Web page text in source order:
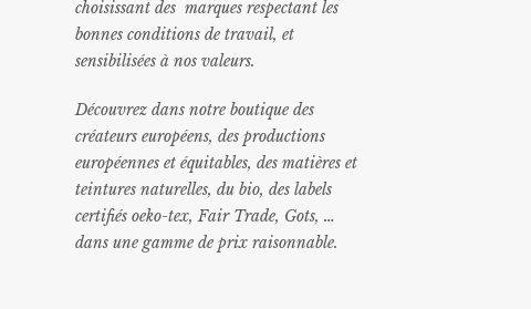
choisissant des marques respectant les
bonnes conditions de travail, et
sensibilisées à nos valeurs.
Découvrez dans notre boutique des
créateurs européens, des productions
européennes et équitables, des matières et
teintures naturelles, du bio, des labels
certifiés oeko-tex, Fair Trade, Gots, …
dans une gamme de prix raisonnable.